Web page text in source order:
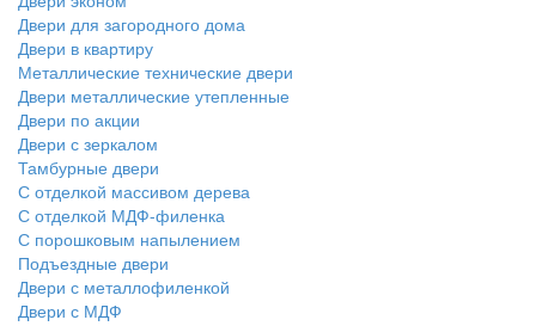
Двери для загородного дома
Двери в квартиру
Металлические технические двери
Двери металлические утепленные
Двери по акции
Двери с зеркалом
Тамбурные двери
С отделкой массивом дерева
С отделкой МДФ-филенка
С порошковым напылением
Подъездные двери
Двери с металлофиленкой
Двери с МДФ